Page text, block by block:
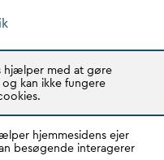
26
ivandsektoren.
budskaber taler
ressource for den
hjælper med at gøre
kan ikke fungere
hjemmesidens ejer
besøgende interagerer